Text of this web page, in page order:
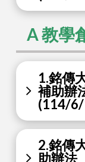
A 教學
1.銘傳
補助辦
(114/
2.銘傳
助辦法